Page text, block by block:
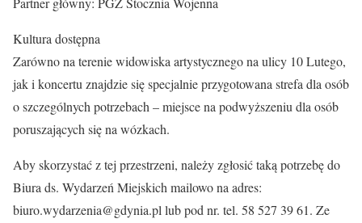
Kultura dostępna
Zarówno na terenie widowiska artystycznego na ulicy 10 Lutego,
jak i koncertu znajdzie się specjalnie przygotowana strefa dla osób
o szczególnych potrzebach – miejsce na podwyższeniu dla osób
poruszających się na wózkach.
Aby skorzystać z tej przestrzeni, należy zgłosić taką potrzebę do
Biura ds. Wydarzeń Miejskich mailowo na adres:
biuro.wydarzenia@gdynia.pl lub pod nr. tel. 58 527 39 61. Ze